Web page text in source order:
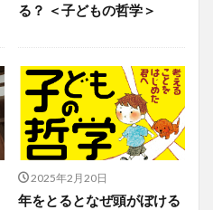
る？ ＜子どもの哲学＞
2025年2月20日
年をとるとなぜ頭がぼける